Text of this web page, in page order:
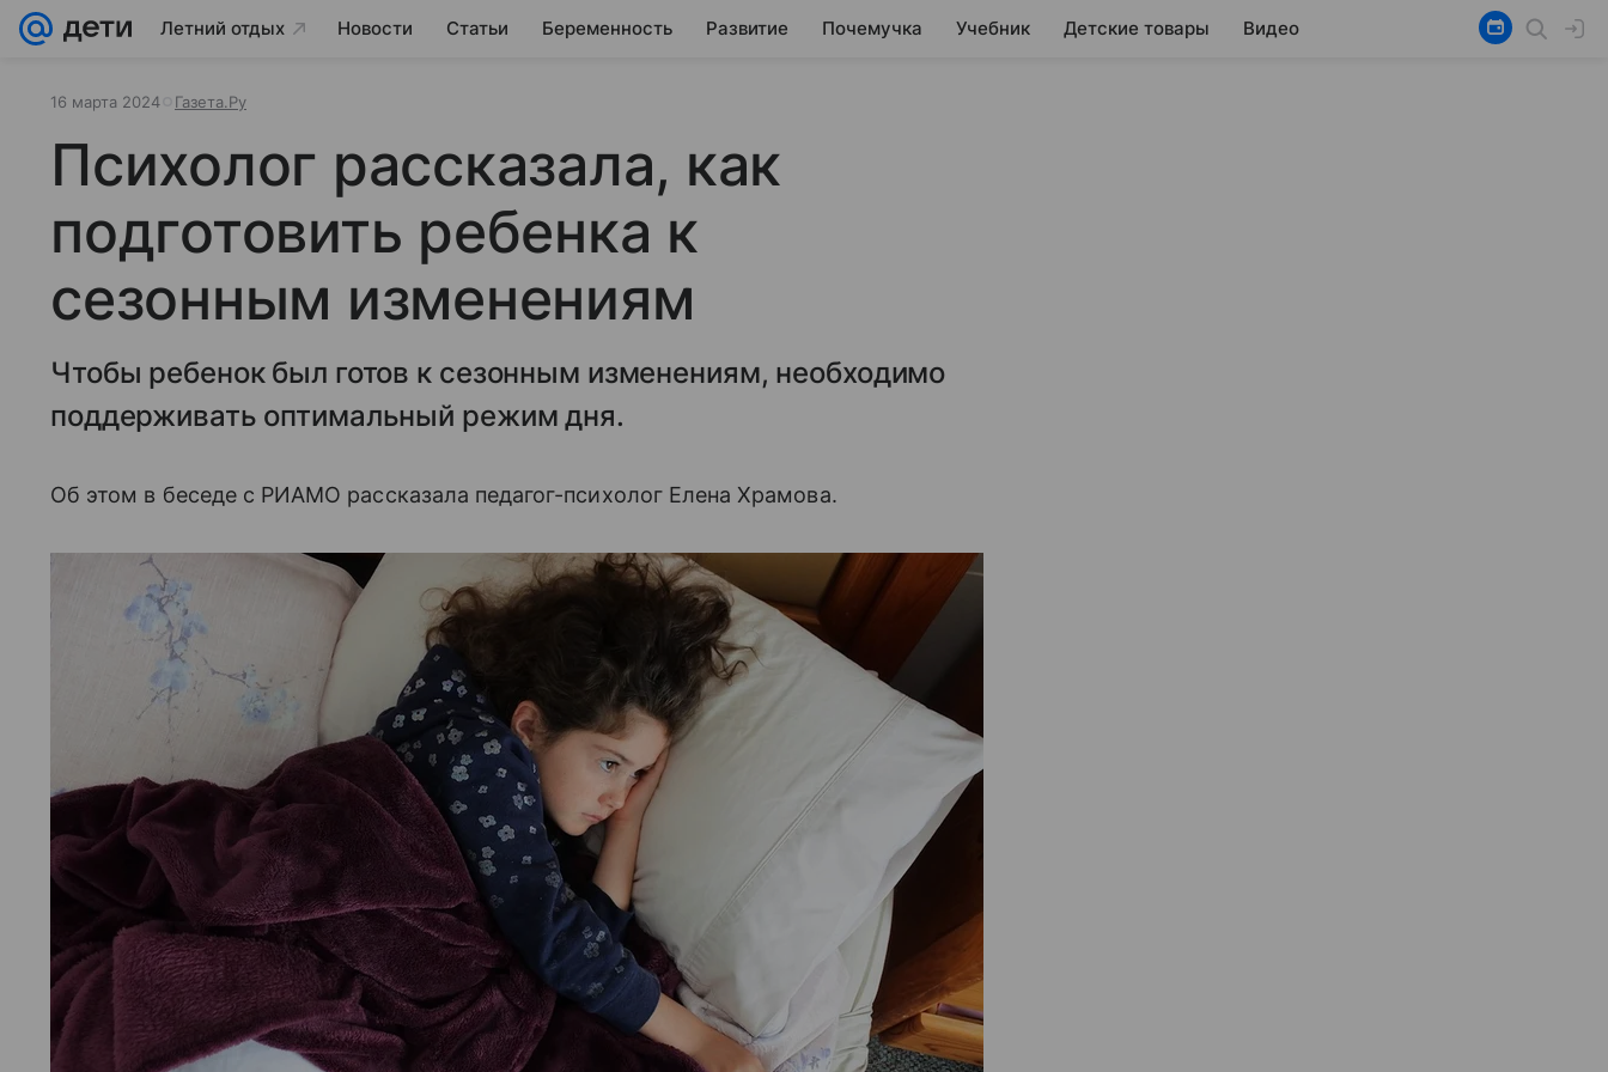
Летний отдых Новости Статьи Беременность Развитие Почемучка Учебник Детские товары Видео
16 марта 2024 Газета.Ру
Психолог рассказала, как
подготовить ребенка к
сезонным изменениям
Чтобы ребенок был готов к сезонным изменениям, необходимо
поддерживать оптимальный режим дня.
Об этом в беседе с РИАМО рассказала педагог-психолог Елена Храмова.